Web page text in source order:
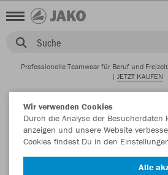
Suche
Professionelle Teamwear für Beruf und Freizeit
| JETZT KAUFEN
CORPORATE
Wir verwenden Cookies
Durch die Analyse der
anzeigen und unsere Website
Cookies findest Du in den
Alle